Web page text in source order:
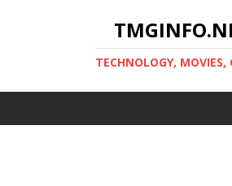
ТECHNOLOGY, MOVIES,